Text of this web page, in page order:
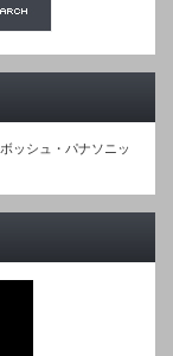
ッシュ・パナソニッ